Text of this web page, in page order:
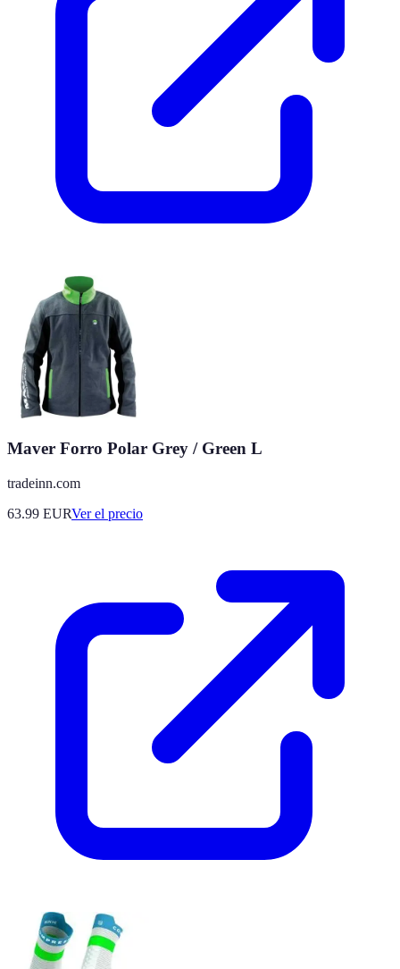
Maver Forro Polar Grey / Green L
tradeinn.com
63.99 EURVer el precio